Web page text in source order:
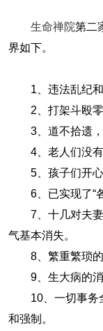
生命禅院第二
界如下。
1、违法乱纪和
2、打架斗殴零
3、道不拾遗，
4、老人们没有
5、孩子们开心
6、已实现了“各
7、十几对夫妻
气基本消失。
8、繁重繁琐的
9、生大病的消
10、一切事务全
和强制。